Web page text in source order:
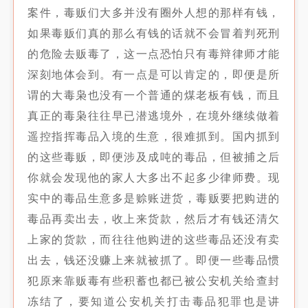
案件，毒贩们大多并没有圈外人想的那样有钱，
如果毒贩们真的那么有钱的话就不会冒着判死刑
的危险去贩毒了，这一点恐怕只有毒辩律师才能
深刻地体会到。有一点是可以肯定的，即便是所
谓的大毒枭也没有一个普通的煤老板有钱，而且
真正的毒枭往往早已潜逃境外，在境外继续做着
遥控指挥毒品入境的生意，很难抓到。国内抓到
的这些毒贩，即便涉及成吨的毒品，但被捕之后
你就会发现他的家人大多出不起多少律师费。现
实中的毒品生意多是赊账进货，毒贩要把购进的
毒品再卖出去，收上来货款，然后才有钱还清欠
上家的货款，而往往他购进的这些毒品还没有卖
出去，钱还没赚上来就被抓了。即便一些毒品惯
犯原来靠贩毒有些积蓄也都已被公安机关给查封
冻结了，要知道公安机关打击毒品犯罪也是讲